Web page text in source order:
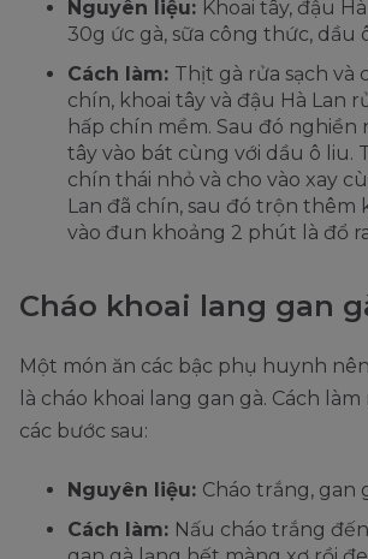
Nguyên liệu: Khoai tây, đậu
30g ức gà, sữa công thức, dầu
Cách làm: Thịt gà rửa sạch và
chín, khoai tây và đậu Hà Lan
hấp chín mềm. Sau đó nghiền
tây vào bát cùng với dầu ô liu.
chín thái nhỏ và cho vào xay
Lan đã chín, sau đó trộn thêm
vào đun khoảng 2 phút là đổ
Cháo khoai lang gan
Một món ăn các bậc phụ huynh
là cháo khoai lang gan gà. Cách
các bước sau:
Nguyên liệu: Cháo trắng, gan
Cách làm: Nấu cháo trắng